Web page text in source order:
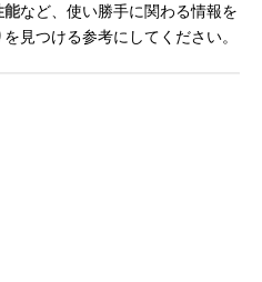
能など、使い勝手に関わる情報を
見つける参考にしてください。